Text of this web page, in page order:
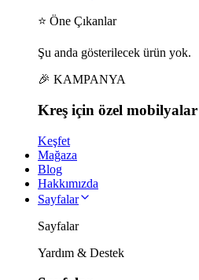
⭐ Öne Çıkanlar
Şu anda gösterilecek ürün yok.
🎉 KAMPANYA
Kreş için özel mobilyalar
Keşfet
Mağaza
Blog
Hakkımızda
Sayfalar
Sayfalar
Yardım & Destek